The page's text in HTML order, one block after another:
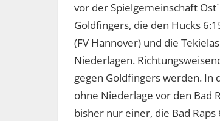
vor der Spielgemeinschaft
Goldfingers, die den Hucks
(FV Hannover) und die
Niederlagen.
gegen Goldfingers werden. In
ohne Niederlage vor den Bad
bisher nur einer, die Bad Raps